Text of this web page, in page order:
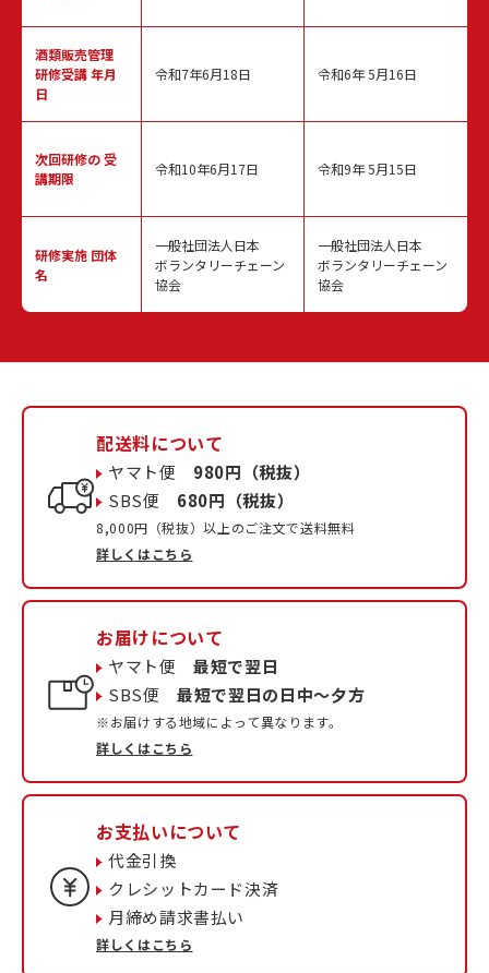
酒類販売管理
研修受講 年月
日
次回研修の受
講期限
研修実施 団体
名
令和7年6月18日
令和10年6月17日
一般社団法人日本
ボランタリーチェーン
協会
令和6年 5月16日
令和9年 5月15日
一般社団法人日本
ボランタリーチェーン
協会
配送料について
ヤマト便 980円（税抜）
SBS便 680円（税抜）
8,000円（税抜）以上のご注文で送料無料
詳しくはこちら
お届けについて
ヤマト便最短で翌日
SBS便最短で翌日の日中〜夕方
※お届けする地域によって異なります。
詳しくはこちら
お支払いについて
代金引換
クレシットカード決済
月締め請求書払い
詳しくはこちら